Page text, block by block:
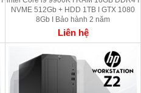
NVME 512Gb + HDD 1TB I GTX 1080
8Gb I Bảo hành 2 năm
Liên hệ